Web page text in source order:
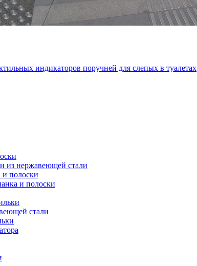
индикаторов поручней для слепых в туалетах
из нержавеющей стали
и полоски
и полоски
стали